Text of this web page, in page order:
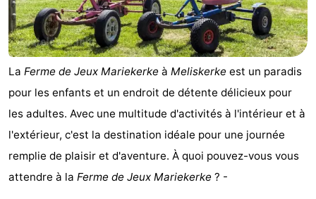
La Ferme de Jeux Mariekerke à Meliskerke est un paradis
pour les enfants et un endroit de détente délicieux pour
les adultes. Avec une multitude d'activités à l'intérieur et à
l'extérieur, c'est la destination idéale pour une journée
remplie de plaisir et d'aventure. À quoi pouvez-vous vous
attendre à la Ferme de Jeux Mariekerke ? -